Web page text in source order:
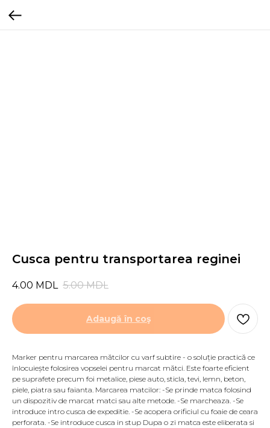
Cusca pentru transportarea reginei
4.00 MDL 5.00 MDL
Adaugă în coş
Marker pentru marcarea mătcilor cu varf subtire - o soluție practică ce
înlocuiește folosirea vopselei pentru marcat mătci. Este foarte eficient
pe suprafete precum foi metalice, piese auto, sticla, tevi, lemn, beton,
piele, piatra sau faianta. Marcarea matcilor: -Se prinde matca folosind
un dispozitiv de marcat matci sau alte metode. -Se marcheaza. -Se
introduce intro cusca de expeditie. -Se acopera orificiul cu foaie de ceara
perforata. -Se introduce cusca in stup Dupa o zi matca este eliberata si